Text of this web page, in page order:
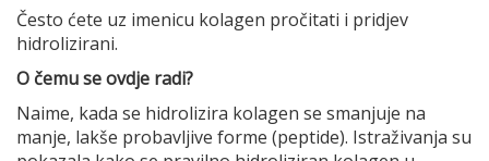
Često ćete uz imenicu kolagen pročitati i pridjev
hidrolizirani.
O čemu se ovdje radi?
Naime, kada se hidrolizira kolagen se smanjuje na
manje, lakše probavljive forme (peptide). Istraživanja su